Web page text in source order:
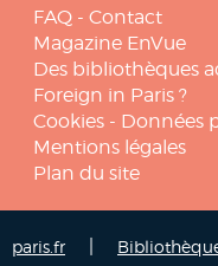
FAQ - Contact
Magazine EnVue
Des bibliothèques
Foreign in Paris ?
Cookies - Données
Mentions légales
Plan du site
paris.fr